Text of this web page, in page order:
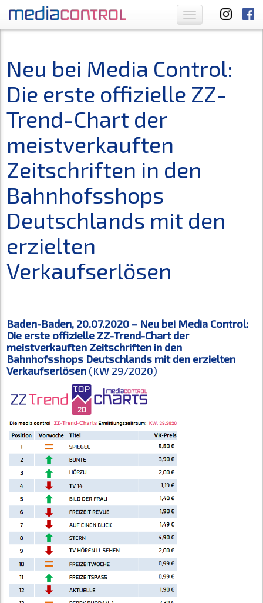
Toggle
navigation
Neu bei Media Control:
Die erste offizielle ZZ-
Trend-Chart der
meistverkauften
Zeitschriften in den
Bahnhofsshops
Deutschlands mit den
erzielten
Verkaufserlösen
Baden-Baden, 20.07.2020 – Neu bei Media Control:
Die erste offizielle ZZ-Trend-Chart der
meistverkauften Zeitschriften in den
Bahnhofsshops Deutschlands mit den erzielten
Verkaufserlösen (KW 29/2020)